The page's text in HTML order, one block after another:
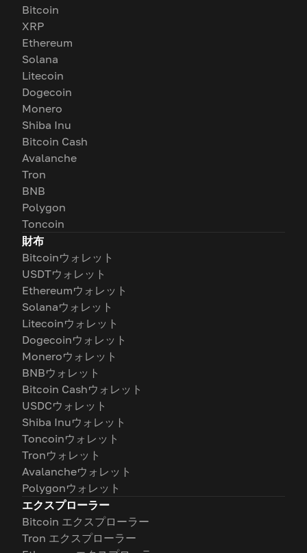
Bitcoin
XRP
Ethereum
Solana
Litecoin
Dogecoin
Monero
Shiba Inu
Bitcoin Cash
Avalanche
Tron
BNB
Polygon
Toncoin
財布
Bitcoinウォレット
USDTウォレット
Ethereumウォレット
Solanaウォレット
Litecoinウォレット
Dogecoinウォレット
Moneroウォレット
BNBウォレット
Bitcoin Cashウォレット
USDCウォレット
Shiba Inuウォレット
Toncoinウォレット
Tronウォレット
Avalancheウォレット
Polygonウォレット
エクスプローラー
Bitcoin エクスプローラー
Tron エクスプローラー